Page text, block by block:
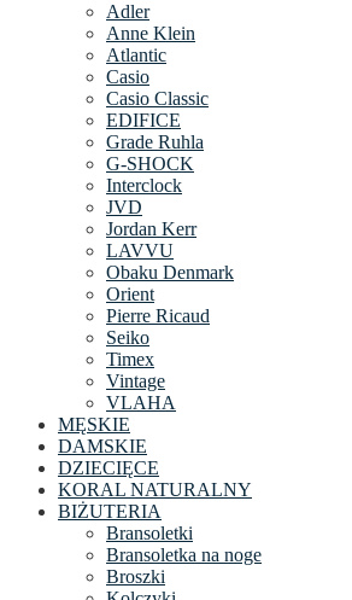
Adler
Anne Klein
Atlantic
Casio
Casio Classic
EDIFICE
Grade Ruhla
G-SHOCK
Interclock
JVD
Jordan Kerr
LAVVU
Obaku Denmark
Orient
Pierre Ricaud
Seiko
Timex
Vintage
VLAHA
MĘSKIE
DAMSKIE
DZIECIĘCE
KORAL NATURALNY
BIŻUTERIA
Bransoletki
Bransoletka na noge
Broszki